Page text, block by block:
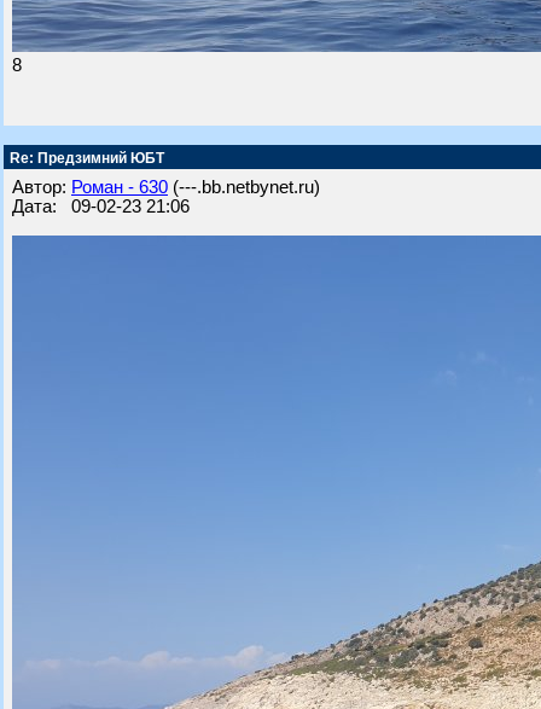
8
Re: Предзимний ЮБТ
Автор: Роман - 630 (---.bb.netbynet.ru)
Дата: 09-02-23 21:06